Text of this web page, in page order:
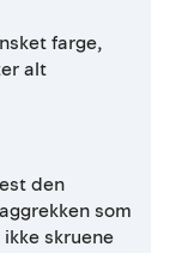
farge,
alt
den
som
skruene